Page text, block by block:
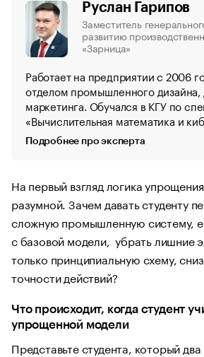
Руслан Гарипов
Заместитель
развитию
«Зарница»
Работает на предприятии с 2006
отделом промышленного дизайна,
маркетинга. Обучался в КГУ по
«Вычислительная математика и
Подробнее про эксперта
На первый взгляд логика
разумной. Зачем давать студенту
сложную промышленную систему,
с базовой модели, убрать лишние
только принципиальную схему,
точности действий?
Что происходит, когда студент
упрощенной модели
Представьте студента, который